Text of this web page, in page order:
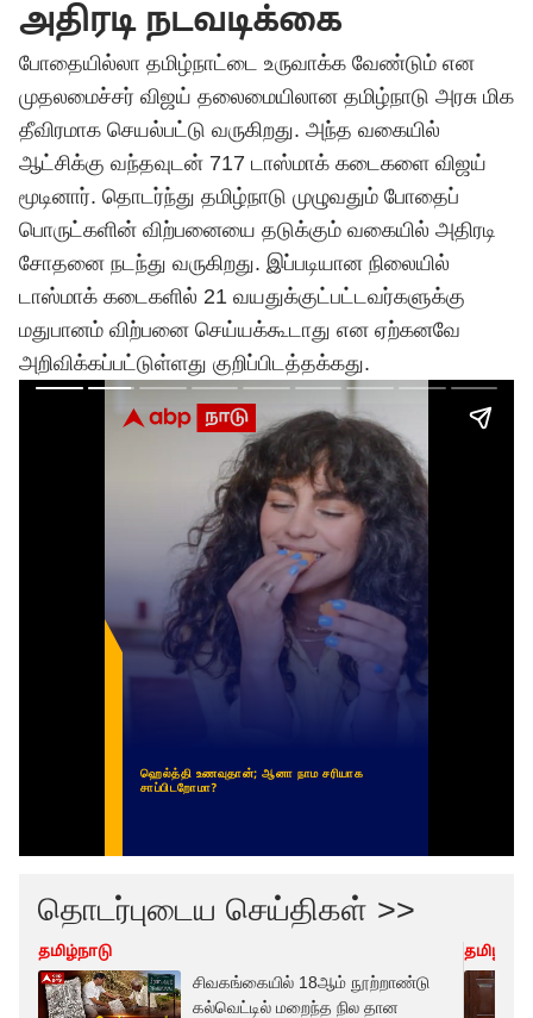
அதிரடி நடவடிக்கை
போதையில்லா தமிழ்நாட்டை உருவாக்க வேண்டும் என
முதலமைச்சர் விஜய் தலைமையிலான தமிழ்நாடு அரசு மிக
தீவிரமாக செயல்பட்டு வருகிறது. அந்த வகையில்
ஆட்சிக்கு வந்தவுடன் 717 டாஸ்மாக் கடைகளை விஜய்
மூடினார். தொடர்ந்து தமிழ்நாடு முழுவதும் போதைப்
பொருட்களின் விற்பனையை தடுக்கும் வகையில் அதிரடி
சோதனை நடந்து வருகிறது. இப்படியான நிலையில்
டாஸ்மாக் கடைகளில் 21 வயதுக்குட்பட்டவர்களுக்கு
மதுபானம் விற்பனை செய்யக்கூடாது என ஏற்கனவே
அறிவிக்கப்பட்டுள்ளது குறிப்பிடத்தக்கது.
தொடர்புடைய செய்திகள் >>
தமிழ்நாடு
சிவகங்கையில் 18ஆம் நூற்றாண்டு
கல்வெட்டில் மறைந்த நில தான